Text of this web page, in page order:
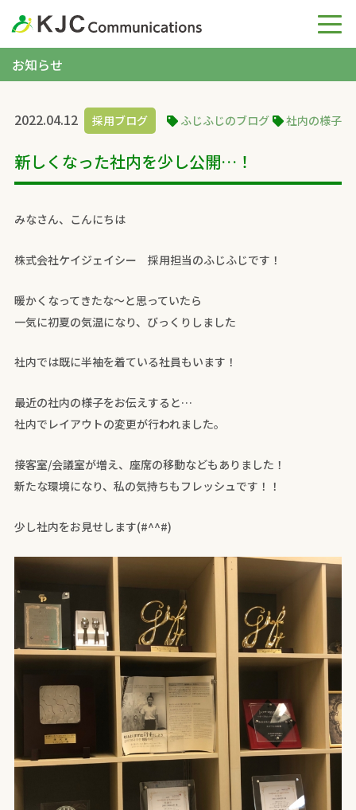
お知らせ
2022.04.12 採用ブログ ふじふじのブログ 社内の様子
新しくなった社内を少し公開…！
みなさん、こんにちは
株式会社ケイジェイシー 採用担当のふじふじです！
暖かくなってきたな～と思っていたら
一気に初夏の気温になり、びっくりしました
社内では既に半袖を着ている社員もいます！
最近の社内の様子をお伝えすると…
社内でレイアウトの変更が行われました。
接客室/会議室が増え、座席の移動などもありました！
新たな環境になり、私の気持ちもフレッシュです！！
少し社内をお見せします(#^^#)